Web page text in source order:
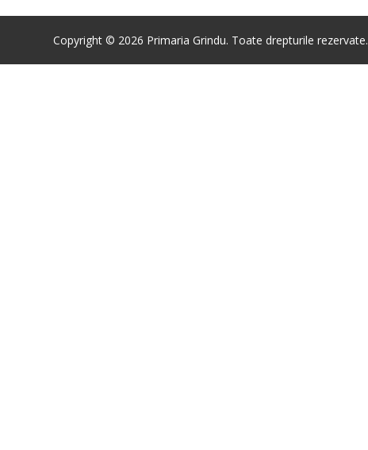
Copyright © 2026 Primaria Grindu. Toate drepturile rezervate.